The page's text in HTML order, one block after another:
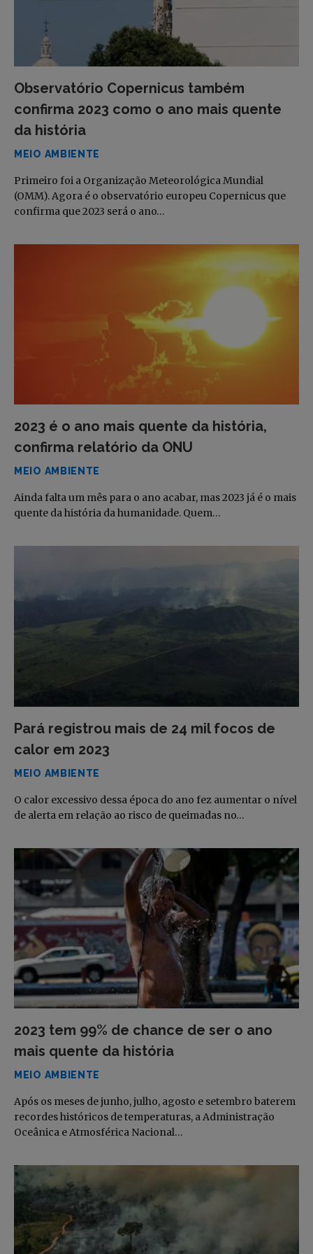
Observatório Copernicus também
confirma 2023 como o ano mais quente
da história
MEIO AMBIENTE
Primeiro foi a Organização Meteorológica Mundial
(OMM). Agora é o observatório europeu Copernicus que
confirma que 2023 será o ano…
2023 é o ano mais quente da história,
confirma relatório da ONU
MEIO AMBIENTE
Ainda falta um mês para o ano acabar, mas 2023 já é o mais
quente da história da humanidade. Quem…
Pará registrou mais de 24 mil focos de
calor em 2023
MEIO AMBIENTE
O calor excessivo dessa época do ano fez aumentar o nível
de alerta em relação ao risco de queimadas no…
2023 tem 99% de chance de ser o ano
mais quente da história
MEIO AMBIENTE
Após os meses de junho, julho, agosto e setembro baterem
recordes históricos de temperaturas, a Administração
Oceânica e Atmosférica Nacional…